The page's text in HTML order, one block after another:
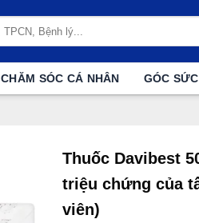
CHĂM SÓC CÁ NHÂN GÓC
Thuốc Davibest
triệu chứng của
viên)